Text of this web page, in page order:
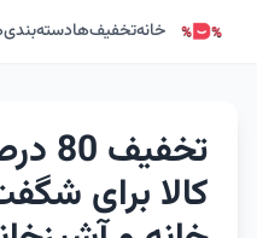
خانهتخفیف‌ها
کالا برای